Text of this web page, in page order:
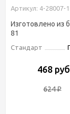
Артикул: 4-28007-
Изготовлено из
81
Стандарт
468
624₽